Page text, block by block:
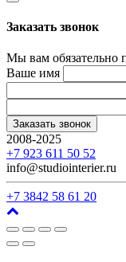
Заказать звонок
Мы вам обязательно
Ваше имя
Заказать звонок
2008-2025
+7 923 611 50 52
info@studiointerier.ru
+7 3842 58 61 20